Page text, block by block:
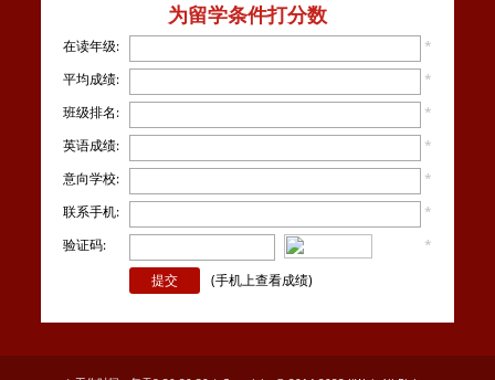
为留学条件打分数
在读年级:
*
平均成绩:
*
班级排名:
*
英语成绩:
*
意向学校:
*
联系手机:
*
验证码:
*
(手机上查看成绩)